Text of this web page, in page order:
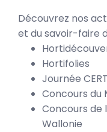
Découvrez nos
et du savoir-faire
Hortifolies
Journée
Concours du
Concours de
Wallonie